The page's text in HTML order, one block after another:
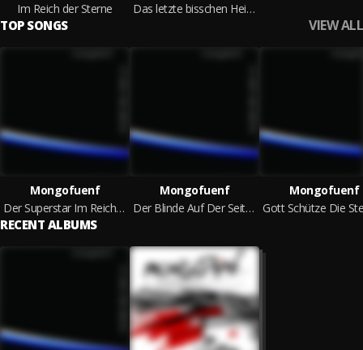
Im Reich der Sterne
Das letzte bisschen Heilanstalt
TOP SONGS VIEW ALL
Mongofuenf
Der Superstar Im Reich Der Sterne
Mongofuenf
Der Blinde Auf Der Seite Des Feuers
Mongofuenf
RECENT ALBUMS